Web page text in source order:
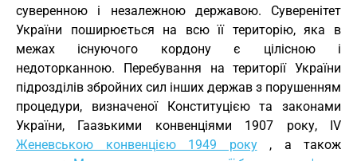
суверенною і незалежною державою. Суверенітет
України поширюється на всю її територію, яка в
межах існуючого кордону є цілісною і
недоторканною. Перебування на території України
підрозділів збройних сил інших держав з порушенням
процедури, визначеної Конституцією та законами
України, Гаазькими конвенціями 1907 року, IV
Женевською конвенцією 1949 року, а також